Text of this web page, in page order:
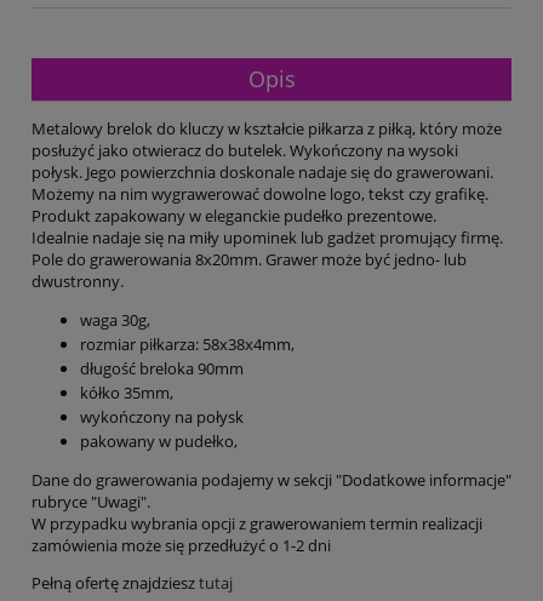
Opis
Metalowy brelok do kluczy w kształcie piłkarza z piłką, który może
posłużyć jako otwieracz do butelek. Wykończony na wysoki
połysk. Jego powierzchnia doskonale nadaje się do grawerowani.
Możemy na nim wygrawerować dowolne logo, tekst czy grafikę.
Produkt zapakowany w eleganckie pudełko prezentowe.
Idealnie nadaje się na miły upominek lub gadżet promujący firmę.
Pole do grawerowania 8x20mm. Grawer może być jedno- lub
dwustronny.
waga 30g,
rozmiar piłkarza: 58x38x4mm,
długość breloka 90mm
kółko 35mm,
wykończony na połysk
pakowany w pudełko,
Dane do grawerowania podajemy w sekcji "Dodatkowe informacje"
rubryce "Uwagi".
W przypadku wybrania opcji z grawerowaniem termin realizacji
zamówienia może się przedłużyć o 1-2 dni
Pełną ofertę znajdziesztutaj